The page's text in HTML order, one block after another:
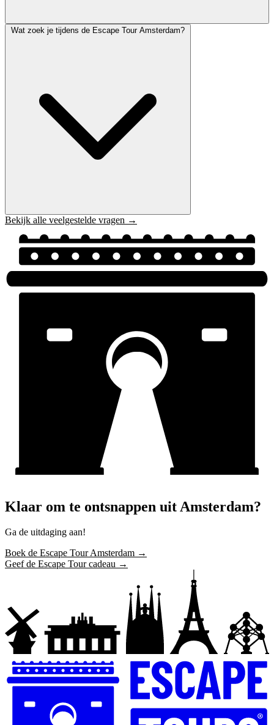
Wat zoek je tijdens de Escape Tour Amsterdam?
Bekijk alle veelgestelde vragen →
Klaar om te ontsnappen uit Amsterdam?
Ga de uitdaging aan!
Boek de Escape Tour Amsterdam →
Geef de Escape Tour cadeau →